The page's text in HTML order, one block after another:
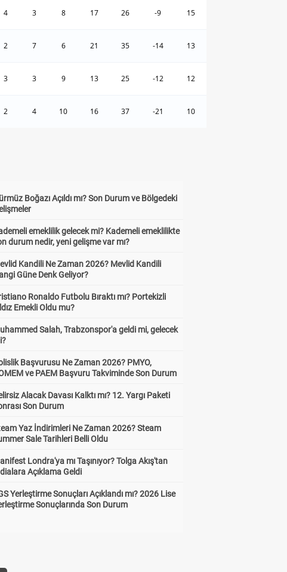
4 3 8 17 26 -9 15
2 7 6 21 35 -14 13
3 3 9 13 25 -12 12
2 4 10 16 37 -21 10
Boğazı Açıldı mı? Son Durum ve Bölgedeki
emeklilik gelecek mi? Kademeli emeklilikte
durum nedir, yeni gelişme var mı?
Kandili Ne Zaman 2026? Mevlid Kandili
Güne Denk Geliyor?
Ronaldo Futbolu Bıraktı mı? Portekizli
Emekli Oldu mu?
Salah, Trabzonspor'a geldi mi, gelecek
Başvurusu Ne Zaman 2026? PMYO,
ve PAEM Başvuru Takviminde Son Durum
Alacak Davası Kalktı mı? 12. Yargı Paketi
Son Durum
Yaz İndirimleri Ne Zaman 2026? Steam
Sale Tarihleri Belli Oldu
Londra'ya mı Taşınıyor? Tolga Akış'tan
Açıklama Geldi
Yerleştirme Sonuçları Açıklandı mı? 2026 Lise
Sonuçlarında Son Durum